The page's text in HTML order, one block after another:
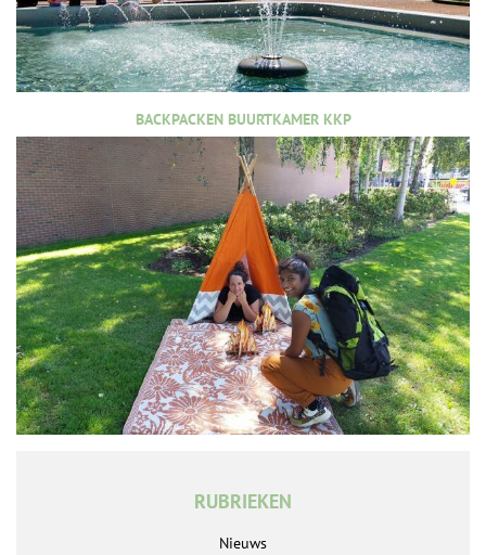
BACKPACKEN BUURTKAMER KKP
RUBRIEKEN
Nieuws